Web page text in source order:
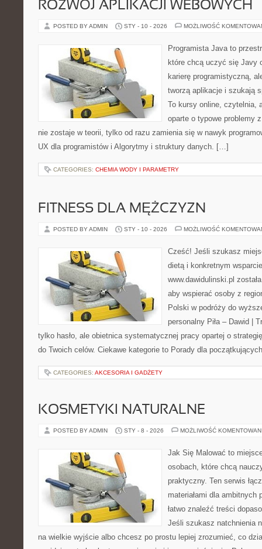
ROZWÓJ APLIKACJI WEBOWYCH
POSTED BY ADMIN STY - 10 - 2026 MOŻLIWOŚĆ
Programista Java to
które chcą uczyć się Javy
karierę programistyczną,
tworzą aplikacje i szukają
To kursy online, czytelnia,
oparte o typowe problemy
nie zostaje w teorii, tylko od razu zamienia się w nawyk
UX dla programistów i Algorytmy i struktury danych. […]
CATEGORIES: CHEMIA WODY I PARAMETRY
FITNESS DLA MĘŻCZYZN
POSTED BY ADMIN STY - 10 - 2026 MOŻLIWOŚĆ
Cześć! Jeśli szukasz
dietą i konkretnym
www.dawidulinski.pl
aby wspierać osoby z
Polski w podróży do
personalny Piła – Dawid |
tylko hasło, ale obietnica systematycznej pracy opartej o
do Twoich celów. Ciekawe kategorie to Porady dla
CATEGORIES: AKCESORIA I GADŻETY
KOSMETYKI NATURALNE
POSTED BY ADMIN STY - 8 - 2026 MOŻLIWOŚĆ
Jak Się Malować to
osobach, które chcą
praktyczny. Ten serwis
materiałami dla ambitnych
łatwo znaleźć treści
Jeśli szukasz natchnienia
na wielkie wyjście albo chcesz po prostu lepiej zrozumieć, co